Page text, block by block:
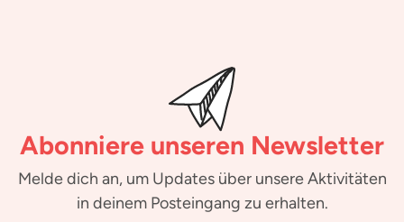
Abonniere unseren Newsletter
Melde dich an, um Updates über unsere Aktivitäten
in deinem Posteingang zu erhalten.